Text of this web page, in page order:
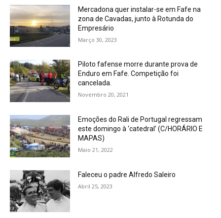
Mercadona quer instalar-se em Fafe na
zona de Cavadas, junto à Rotunda do
Empresário
Março 30, 2023
Piloto fafense morre durante prova de
Enduro em Fafe. Competição foi
cancelada.
Novembro 20, 2021
Emoções do Rali de Portugal regressam
este domingo à ‘catedral’ (C/HORÁRIO E
MAPAS)
Maio 21, 2022
Faleceu o padre Alfredo Saleiro
Abril 25, 2023